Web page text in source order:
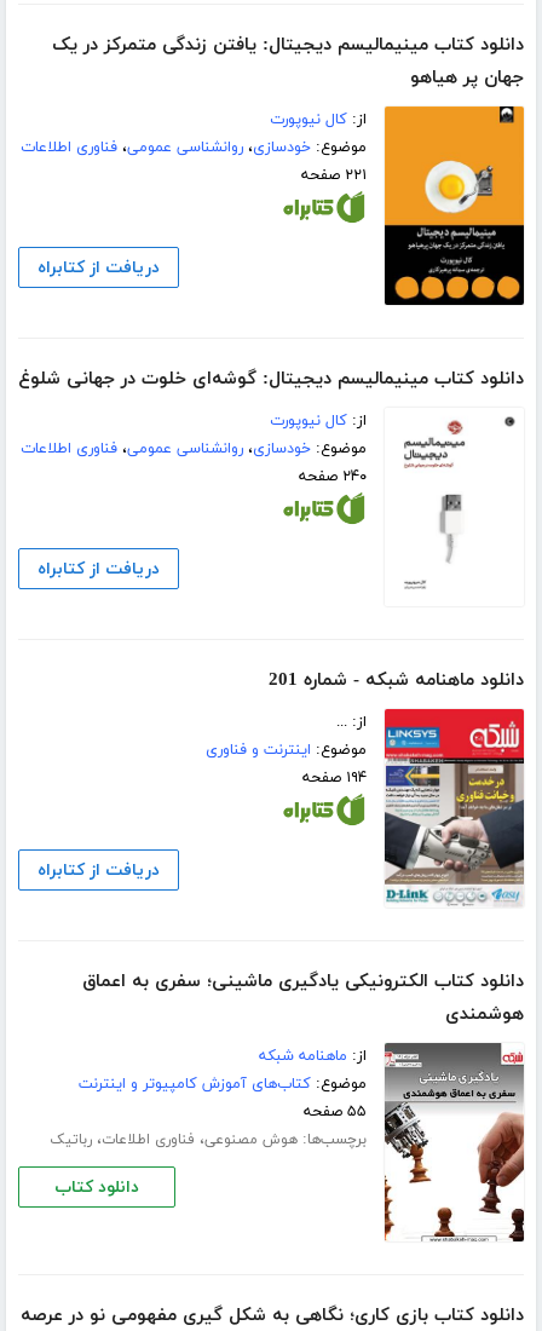
دانلود کتاب مینیمالیسم دیجیتال: یافتن زندگی متمرکز در یک
جهان پر هیاهو
از:کال نیوپورت
موضوع:خودسازی،روانشناسی عمومی،فناوری اطلاعات
۲۲۱ صفحه
دریافت از کتابراه
دانلود کتاب مینیمالیسم دیجیتال: گوشه‌ای خلوت در جهانی شلوغ
از:کال نیوپورت
موضوع:خودسازی،روانشناسی عمومی،فناوری اطلاعات
۲۴۰ صفحه
دریافت از کتابراه
دانلود ماهنامه شبکه - شماره 201
از: ...
موضوع: اینترنت و فناوری
۱۹۴ صفحه
دریافت از کتابراه
دانلود کتاب الکترونیکی یادگیری ماشینی؛ سفری به اعماق
هوشمندی
از: ماهنامه شبکه
موضوع:کتاب‌های آموزش کامپیوتر و اینترنت
۵۵ صفحه
برچسب‌ها:هوش مصنوعی، فناوری اطلاعات،رباتیک
دانلود کتاب
دانلود کتاب بازی کاری؛ نگاهی به شکل گیری مفهومی نو در عرصه